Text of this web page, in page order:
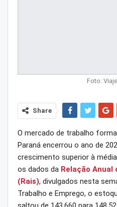
Foto:
Share
O mercado de trabalho
Paraná encerrou o ano de
crescimento superior à
os dados da Relação Anual
(Rais), divulgados nesta
Trabalho e Emprego, o